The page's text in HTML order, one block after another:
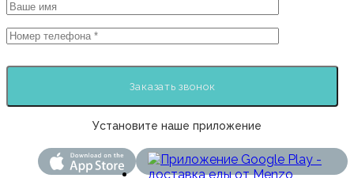
Установите наше приложение